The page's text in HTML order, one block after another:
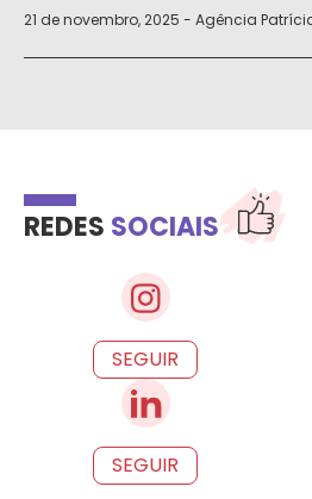
21 de novembro, 2025 - Agência
REDES SOCIAIS
SEGUIR
SEGUIR